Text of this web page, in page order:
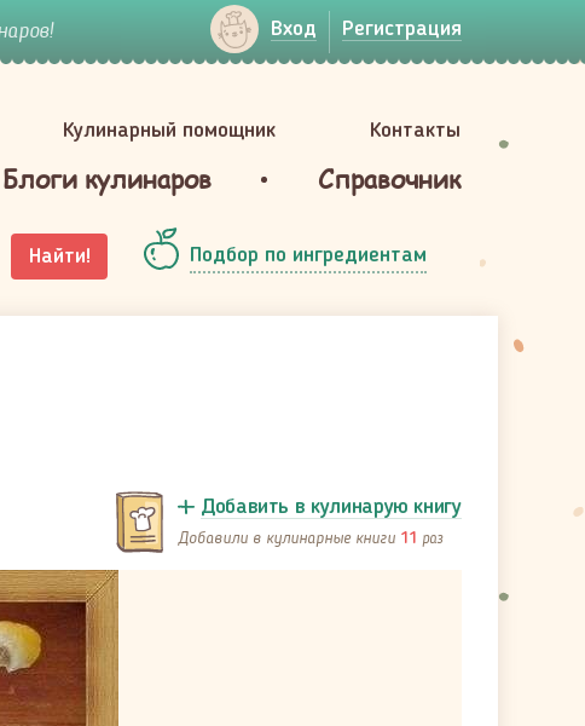
Вход Регистрация
Кулинарный помощник Контакты
Блоги кулинаров Справочник
Найти! Подбор по ингредиентам
Добавить в кулинарую книгу
Добавили в кулинарные книги 11 раз